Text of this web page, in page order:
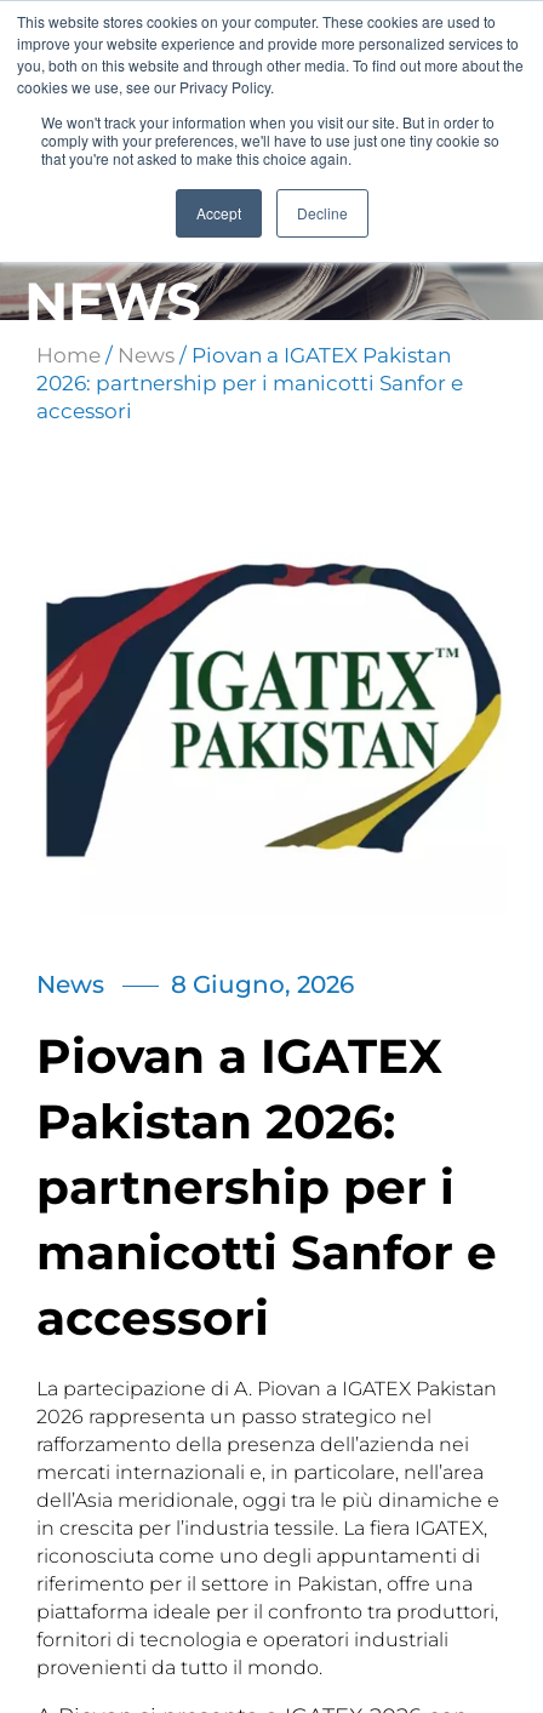
This website stores cookies on your computer. These cookies are used to
improve your website experience and provide more personalized services to
you, both on this website and through other media. To find out more about the
cookies we use, see our Privacy Policy.
We won't track your information when you visit our site. But in order to
comply with your preferences, we'll have to use just one tiny cookie so
that you're not asked to make this choice again.
Accept Decline
Vai
al
contenuto
NEWS
Home / News / Piovan a IGATEX Pakistan
2026: partnership per i manicotti Sanfor e
accessori
News 8 Giugno, 2026
Piovan a IGATEX
Pakistan 2026:
partnership per i
manicotti Sanfor e
accessori
La partecipazione di A. Piovan a IGATEX Pakistan
2026 rappresenta un passo strategico nel
rafforzamento della presenza dell’azienda nei
mercati internazionali e, in particolare, nell’area
dell’Asia meridionale, oggi tra le più dinamiche e
in crescita per l’industria tessile. La fiera IGATEX,
riconosciuta come uno degli appuntamenti di
riferimento per il settore in Pakistan, offre una
piattaforma ideale per il confronto tra produttori,
fornitori di tecnologia e operatori industriali
provenienti da tutto il mondo.